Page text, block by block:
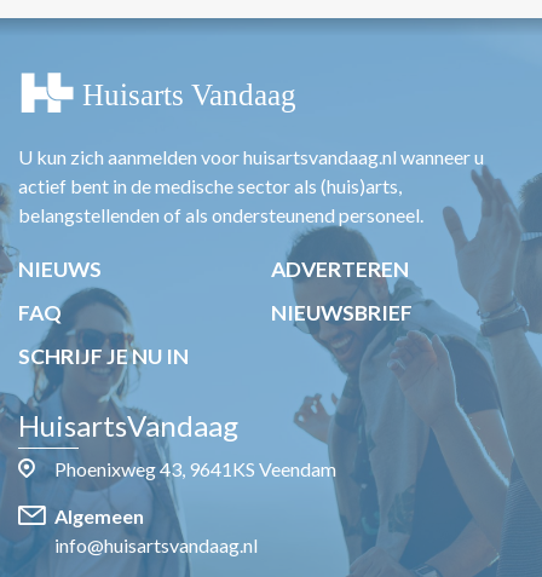
U kun zich aanmelden voor huisartsvandaag.nl wanneer u
actief bent in de medische sector als (huis)arts,
belangstellenden of als ondersteunend personeel.
NIEUWS
ADVERTEREN
FAQ
NIEUWSBRIEF
SCHRIJF JE NU IN
HuisartsVandaag
Phoenixweg 43, 9641KS Veendam
Algemeen
info@huisartsvandaag.nl